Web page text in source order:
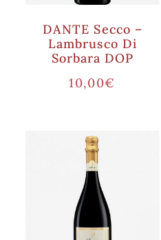
DANTE Secco –
Lambrusco Di
Sorbara DOP
10,00€